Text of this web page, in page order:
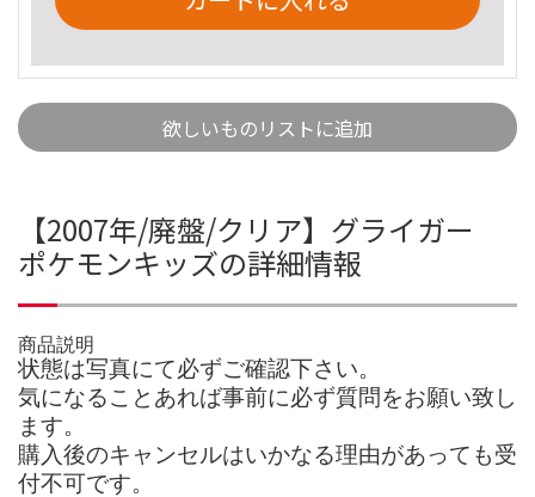
欲しいものリストに追加
【2007年/廃盤/クリア】グライガー
ポケモンキッズの詳細情報
商品説明
状態は写真にて必ずご確認下さい。
気になることあれば事前に必ず質問をお願い致し
ます。
購入後のキャンセルはいかなる理由があっても受
付不可です。